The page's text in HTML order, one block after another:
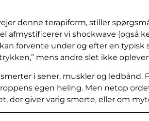
denne terapiform, stiller
afmystificerer vi shockwave (også
forvente under og efter en typisk
mens andre slet ikke
i sener, muskler og ledbånd.
egen heling. Men netop
der giver varig smerte, eller om